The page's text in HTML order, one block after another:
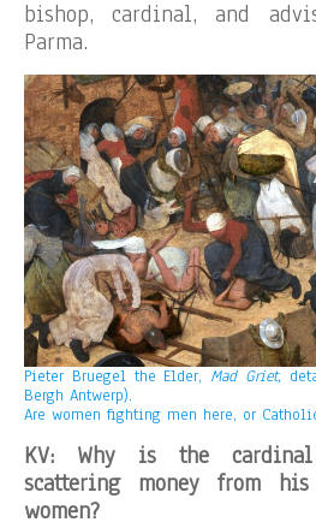
bishop, cardinal, and
Parma.
Pieter Bruegel the Elder, Mad Griet,
Bergh Antwerp).
Are women fighting men here, or
KV: Why is the
scattering money from
women?